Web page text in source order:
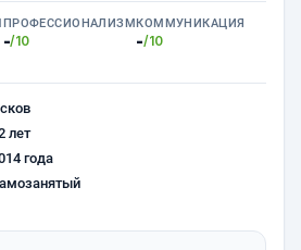
ПРОФЕССИОНАЛИЗМ
-/10
КОММУНИКАЦИЯ
-/10
лет
года